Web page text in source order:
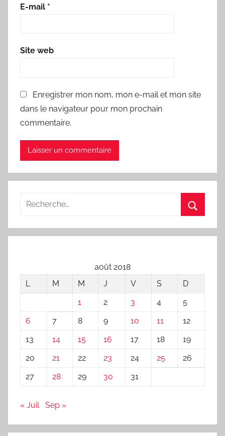
E-mail *
Site web
Enregistrer mon nom, mon e-mail et mon site
dans le navigateur pour mon prochain
commentaire.
août 2018
L
M M J V S
D
1
2 3 4
5
6
7 8 9 10 11
12
13
14 15 16 17 18
19
20
21 22 23 24 25
26
27
28 29 30 31
« Juil Sep »